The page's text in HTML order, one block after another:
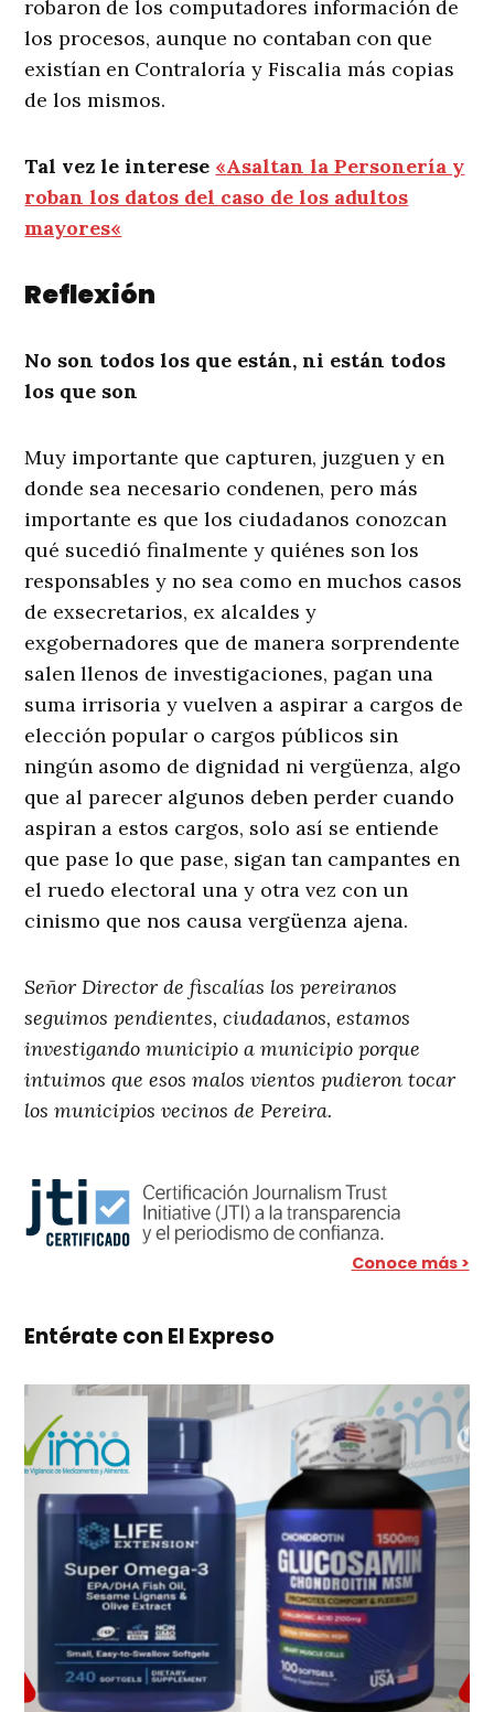
robaron de los computadores información de
los procesos, aunque no contaban con que
existían en Contraloría y Fiscalia más copias
de los mismos.
Tal vez le interese «Asaltan la Personería y
roban los datos del caso de los adultos
mayores«
Reflexión
No son todos los que están, ni están todos
los que son
Muy importante que capturen, juzguen y en
donde sea necesario condenen, pero más
importante es que los ciudadanos conozcan
qué sucedió finalmente y quiénes son los
responsables y no sea como en muchos casos
de exsecretarios, ex alcaldes y
exgobernadores que de manera sorprendente
salen llenos de investigaciones, pagan una
suma irrisoria y vuelven a aspirar a cargos de
elección popular o cargos públicos sin
ningún asomo de dignidad ni vergüenza, algo
que al parecer algunos deben perder cuando
aspiran a estos cargos, solo así se entiende
que pase lo que pase, sigan tan campantes en
el ruedo electoral una y otra vez con un
cinismo que nos causa vergüenza ajena.
Señor Director de fiscalías los pereiranos
seguimos pendientes, ciudadanos, estamos
investigando municipio a municipio porque
intuimos que esos malos vientos pudieron tocar
los municipios vecinos de Pereira.
Conoce más >
Entérate con El Expreso